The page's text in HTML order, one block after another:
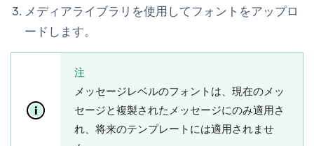
メディアライブラリを使用してフォントをアップロ
ードします。
注
メッセージレベルのフォントは、現在のメッ
セージと複製されたメッセージにのみ適用さ
れ、将来のテンプレートには適用されませ